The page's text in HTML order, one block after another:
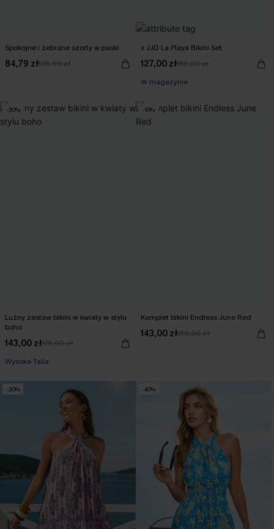
Spokojne i zebrane szorty w paski
84,79 zł105,99 zł
x JJD La Playa Bikini Set
127,00 zł159,00 zł
W magazynie
-20%
Luźny zestaw bikini w kwiaty w stylu
boho
143,00 zł179,00 zł
Wysoka Talia
-10%
Komplet bikini Endless June Red
143,00 zł159,00 zł
-20% -40%